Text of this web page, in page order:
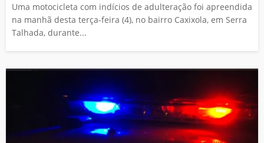
Uma motocicleta com indícios de adulteração foi apreendida
na manhã desta terça-feira (4), no bairro Caxixola, em Serra
Talhada, durante...